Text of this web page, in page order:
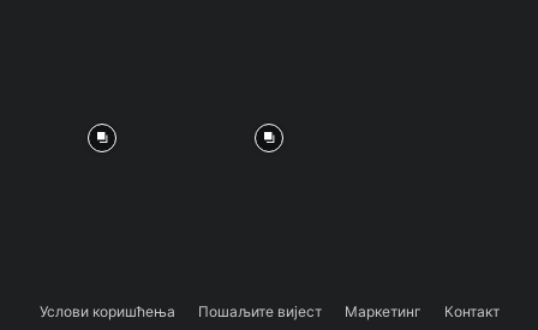
Услови коришћења Пошаљите вијест Маркетинг Контакт